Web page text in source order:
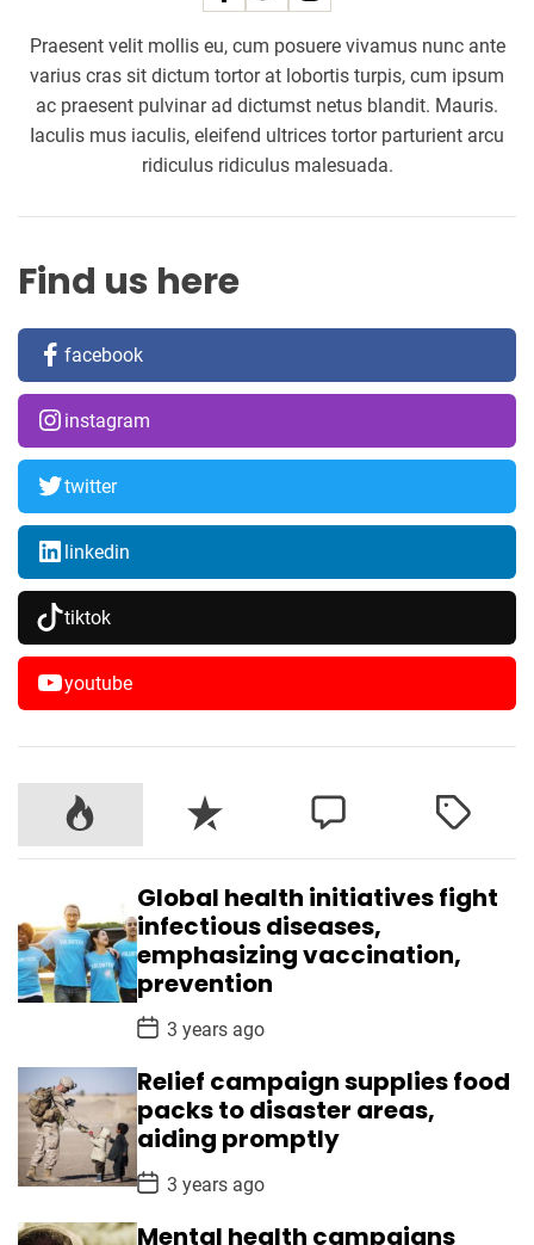
Praesent velit mollis eu, cum posuere vivamus nunc ante
varius cras sit dictum tortor at lobortis turpis, cum ipsum
ac praesent pulvinar ad dictumst netus blandit. Mauris.
Iaculis mus iaculis, eleifend ultrices tortor parturient arcu
ridiculus ridiculus malesuada.
Find us here
facebook
instagram
twitter
linkedin
tiktok
youtube
Global health initiatives fight
infectious diseases,
emphasizing vaccination,
prevention
P
o
s
D
a
t
3 years ago
Relief campaign supplies food
packs to disaster areas,
aiding promptly
P
o
s
t
3 years ago
Mental health campaigns